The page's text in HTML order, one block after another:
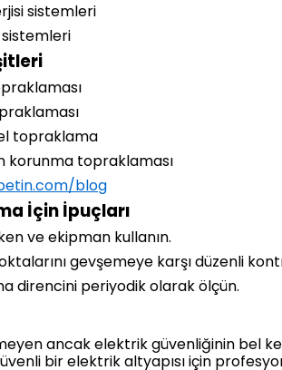
sistemleri
topraklama
korunma topraklaması
blog
İçin İpuçları
ve ekipman kullanın.
gevşemeye karşı düzenli
direncini periyodik olarak ölçün.
ancak elektrik güvenliğinin bel
bir elektrik altyapısı için